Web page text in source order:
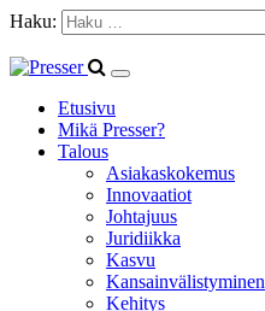
Haku:
Etusivu
Mikä Presser?
Talous
Asiakaskokemus
Innovaatiot
Johtajuus
Juridiikka
Kasvu
Kansainvälistyminen
Kehitys